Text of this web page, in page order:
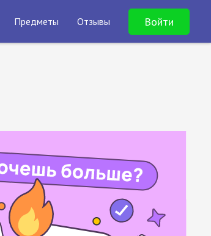
Предметы Отзывы Войти